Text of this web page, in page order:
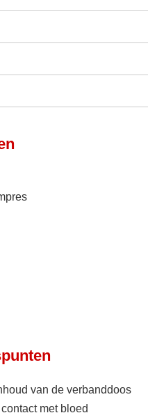
van de verbanddoos
met bloed